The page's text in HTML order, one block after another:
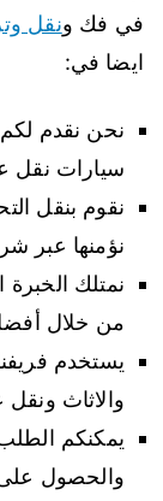
في فك ونقل
ايضا في:
نحن نقدم
سيارات نقل
نقوم بنقل
نؤمنها عبر
نمتلك
من خلال
يستخدم
والاثاث
يمكنكم
والحصول